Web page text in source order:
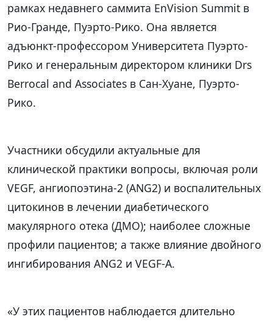
рамках недавнего саммита EnVision Summit в
Рио-Гранде, Пуэрто-Рико. Она является
адъюнкт-профессором Университета Пуэрто-
Рико и генеральным директором клиники Drs
Berrocal and Associates в Сан-Хуане, Пуэрто-
Рико.
Участники обсудили актуальные для
клинической практики вопросы, включая роли
VEGF, ангиопоэтина-2 (ANG2) и воспалительных
цитокинов в лечении диабетического
макулярного отека (ДМО); наиболее сложные
профили пациентов; а также влияние двойного
ингибирования ANG2 и VEGF-A.
«У этих пациентов наблюдается длительно